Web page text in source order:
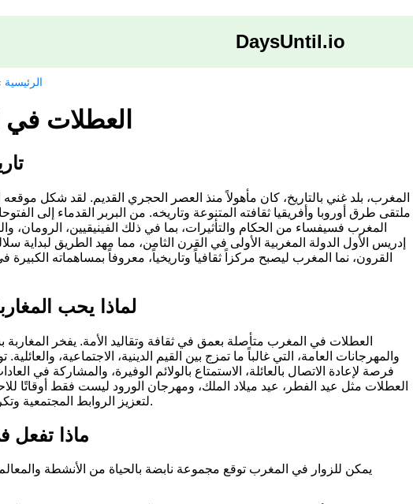
DaysUntil.io
الرئيسية
العطلات
المغرب، بلد غني بالتاريخ، كان مأهولاً منذ العصر الحجري القديم. لقد شكل موقعه
ملتقى طرق أوروبا وأفريقيا ثقافته المتنوعة وتاريخه. من البربر القدماء إلى
المغرب فسيفساء من الحكام والتأثيرات، بما في ذلك الفينيقيين، الرومان،
إدريس الأول الدولة المغربية الأولى في القرن الثامن، مما مهد الطريق لبداية
القرون، نما المغرب ليصبح مركزاً ثقافياً وتاريخياً، معروفاً بمساهماته الكبيرة
لماذا يحب
العطلات في المغرب متأصلة بعمق في ثقافة وتقاليد الأمة. يفخر المغاربة
والمهرجانات العامة، التي غالباً ما تمزج بين القيم الدينية، الاجتماعية،
فرصة لإعادة الاتصال بالعائلة، الاستمتاع بالولائم الوفيرة، والمشاركة في
العطلات مثل عيد الفطر، عيد ميلاد الملك، ومهرجان الورود ليست فقط أوقاتًا
لتعزيز الروابط المجتمعية وتكريم تراثهم الغني.
ماذا تفعل
يمكن للزوار في المغرب توقع مجموعة نابضة بالحياة من الأنشطة